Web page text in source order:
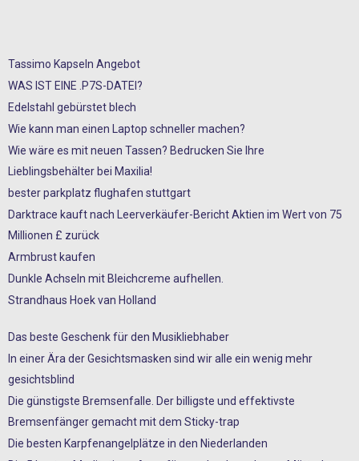
Tassimo Kapseln Angebot
WAS IST EINE .P7S-DATEI?
Edelstahl gebürstet blech
Wie kann man einen Laptop schneller machen?
Wie wäre es mit neuen Tassen? Bedrucken Sie Ihre
Lieblingsbehälter bei Maxilia!
bester parkplatz flughafen stuttgart
Darktrace kauft nach Leerverkäufer-Bericht Aktien im Wert von 75
Millionen £ zurück
Armbrust kaufen
Dunkle Achseln mit Bleichcreme aufhellen.
Strandhaus Hoek van Holland
Das beste Geschenk für den Musikliebhaber
In einer Ära der Gesichtsmasken sind wir alle ein wenig mehr
gesichtsblind
Die günstigste Bremsenfalle. Der billigste und effektivste
Bremsenfänger gemacht mit dem Sticky-trap
Die besten Karpfenangelplätze in den Niederlanden